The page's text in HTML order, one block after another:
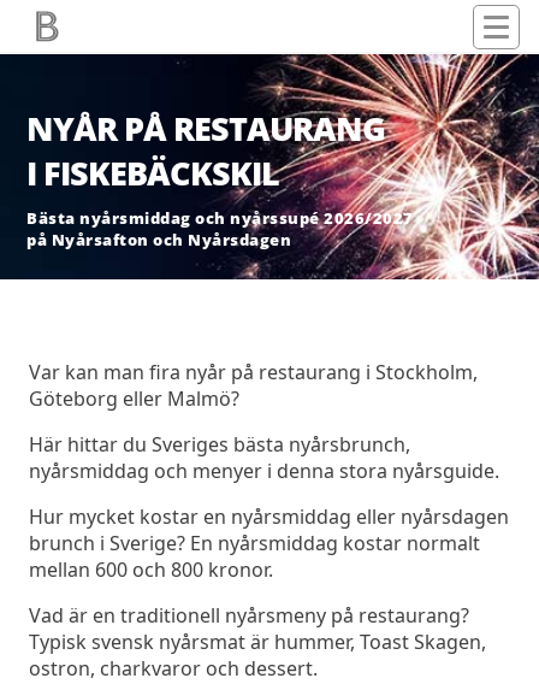
NYÅR PÅ RESTAURANG
I FISKEBÄCKSKIL
Bästa nyårsmiddag och nyårssupé 2026/2027
på Nyårsafton och Nyårsdagen
Var kan man fira nyår på restaurang i Stockholm,
Göteborg eller Malmö?
Här hittar du Sveriges bästa nyårsbrunch,
nyårsmiddag och menyer i denna stora nyårsguide.
Hur mycket kostar en nyårsmiddag eller nyårsdagen
brunch i Sverige? En nyårsmiddag kostar normalt
mellan 600 och 800 kronor.
Vad är en traditionell nyårsmeny på restaurang?
Typisk svensk nyårsmat är hummer, Toast Skagen,
ostron, charkvaror och dessert.